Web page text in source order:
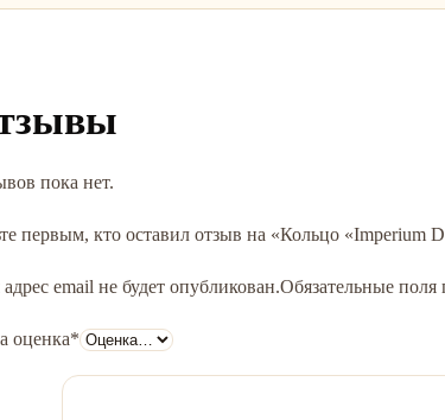
пока нет.
первым, кто оставил отзыв на «Кольцо «Imperium
email не будет опубликован.Обязательные
оценка*